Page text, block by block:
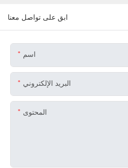
ابق على تواصل معنا
اسم
البريد الإلكتروني
المحتوى